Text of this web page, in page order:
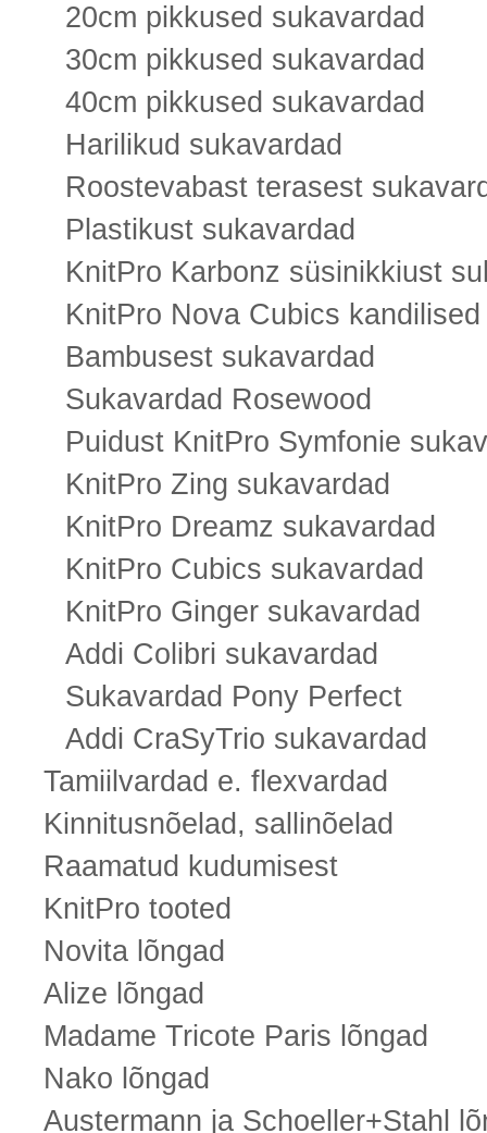
20cm pikkused sukavardad
30cm pikkused sukavardad
40cm pikkused sukavardad
Harilikud sukavardad
Roostevabast terasest
Plastikust sukavardad
KnitPro Karbonz süsinikkiust
KnitPro Nova Cubics
Bambusest sukavardad
Sukavardad Rosewood
Puidust KnitPro Symfonie
KnitPro Zing sukavardad
KnitPro Dreamz sukavardad
KnitPro Cubics sukavardad
KnitPro Ginger sukavardad
Addi Colibri sukavardad
Sukavardad Pony Perfect
Addi CraSyTrio sukavardad
Tamiilvardad e. flexvardad
Kinnitusnõelad, sallinõelad
Raamatud kudumisest
KnitPro tooted
Novita lõngad
Alize lõngad
Madame Tricote Paris lõngad
Nako lõngad
Austermann ja Schoeller+Stahl